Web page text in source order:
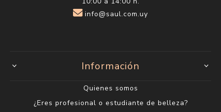
info@saul.com.uy
Información
Quienes somos
¿Eres profesional o estudiante de belleza?